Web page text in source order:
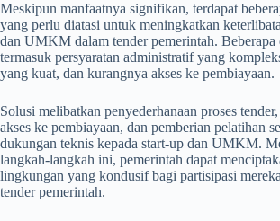
Meskipun manfaatnya signifikan, terdapat
yang perlu diatasi untuk meningkatkan
dan UMKM dalam tender pemerintah. Beberapa
termasuk persyaratan administratif yang
yang kuat, dan kurangnya akses ke pembiayaan.
Solusi melibatkan penyederhanaan proses
akses ke pembiayaan, dan pemberian pelatihan
dukungan teknis kepada start-up dan UMKM.
langkah-langkah ini, pemerintah dapat
lingkungan yang kondusif bagi partisipasi
tender pemerintah.